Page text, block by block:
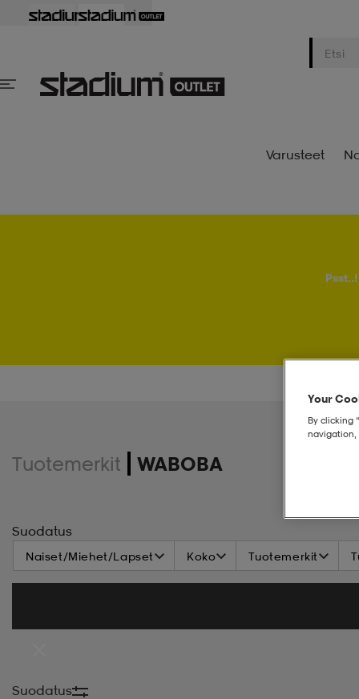
Varusteet
Tuotemerkit WABOBA
Suodatus
Naiset/Miehet/Lapset Koko Tuotemerkit
Suodatus
Your
By clicking
navigation,